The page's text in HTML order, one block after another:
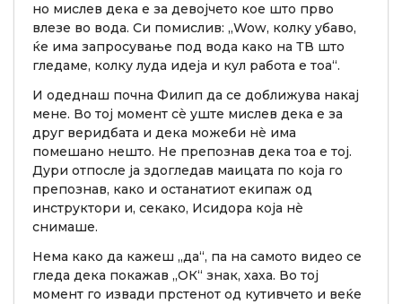
но мислев дека е за девојчето кое што прво
влезе во вода. Си помислив: „Wow, колку убаво,
ќе има запросување под вода како на ТВ што
гледаме, колку луда идеја и кул работа е тоа“.
И одеднаш почна Филип да се доближува накај
мене. Во тој момент сè уште мислев дека е за
друг веридбата и дека можеби нè има
помешано нешто. Не препознав дека тоа е тој.
Дури отпосле ја здогледав маицата по која го
препознав, како и останатиот екипаж од
инструктори и, секако, Исидора која нè
снимаше.
Нема како да кажеш „да“, па на самото видео се
гледа дека покажав „ОК“ знак, хаха. Во тој
момент го извади прстенот од кутивчето и веќе